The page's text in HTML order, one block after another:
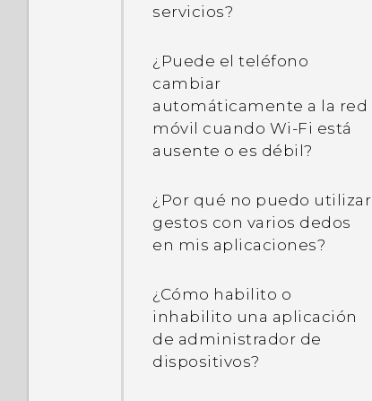
servicios?
¿Puede el teléfono
cambiar
automáticamente a la red
móvil cuando Wi‍-Fi está
ausente o es débil?
¿Por qué no puedo utilizar
gestos con varios dedos
en mis aplicaciones?
¿Cómo habilito o
inhabilito una aplicación
de administrador de
dispositivos?